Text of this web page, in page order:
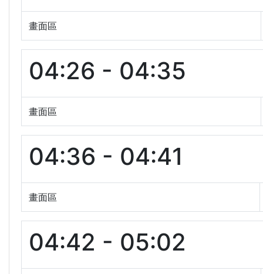
畫面區
04:26 - 04:35
畫面區
04:36 - 04:41
畫面區
04:42 - 05:02